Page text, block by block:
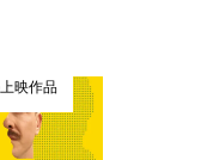
映作品